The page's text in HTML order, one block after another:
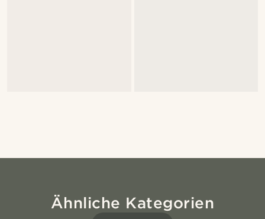
Ähnliche Kategorien